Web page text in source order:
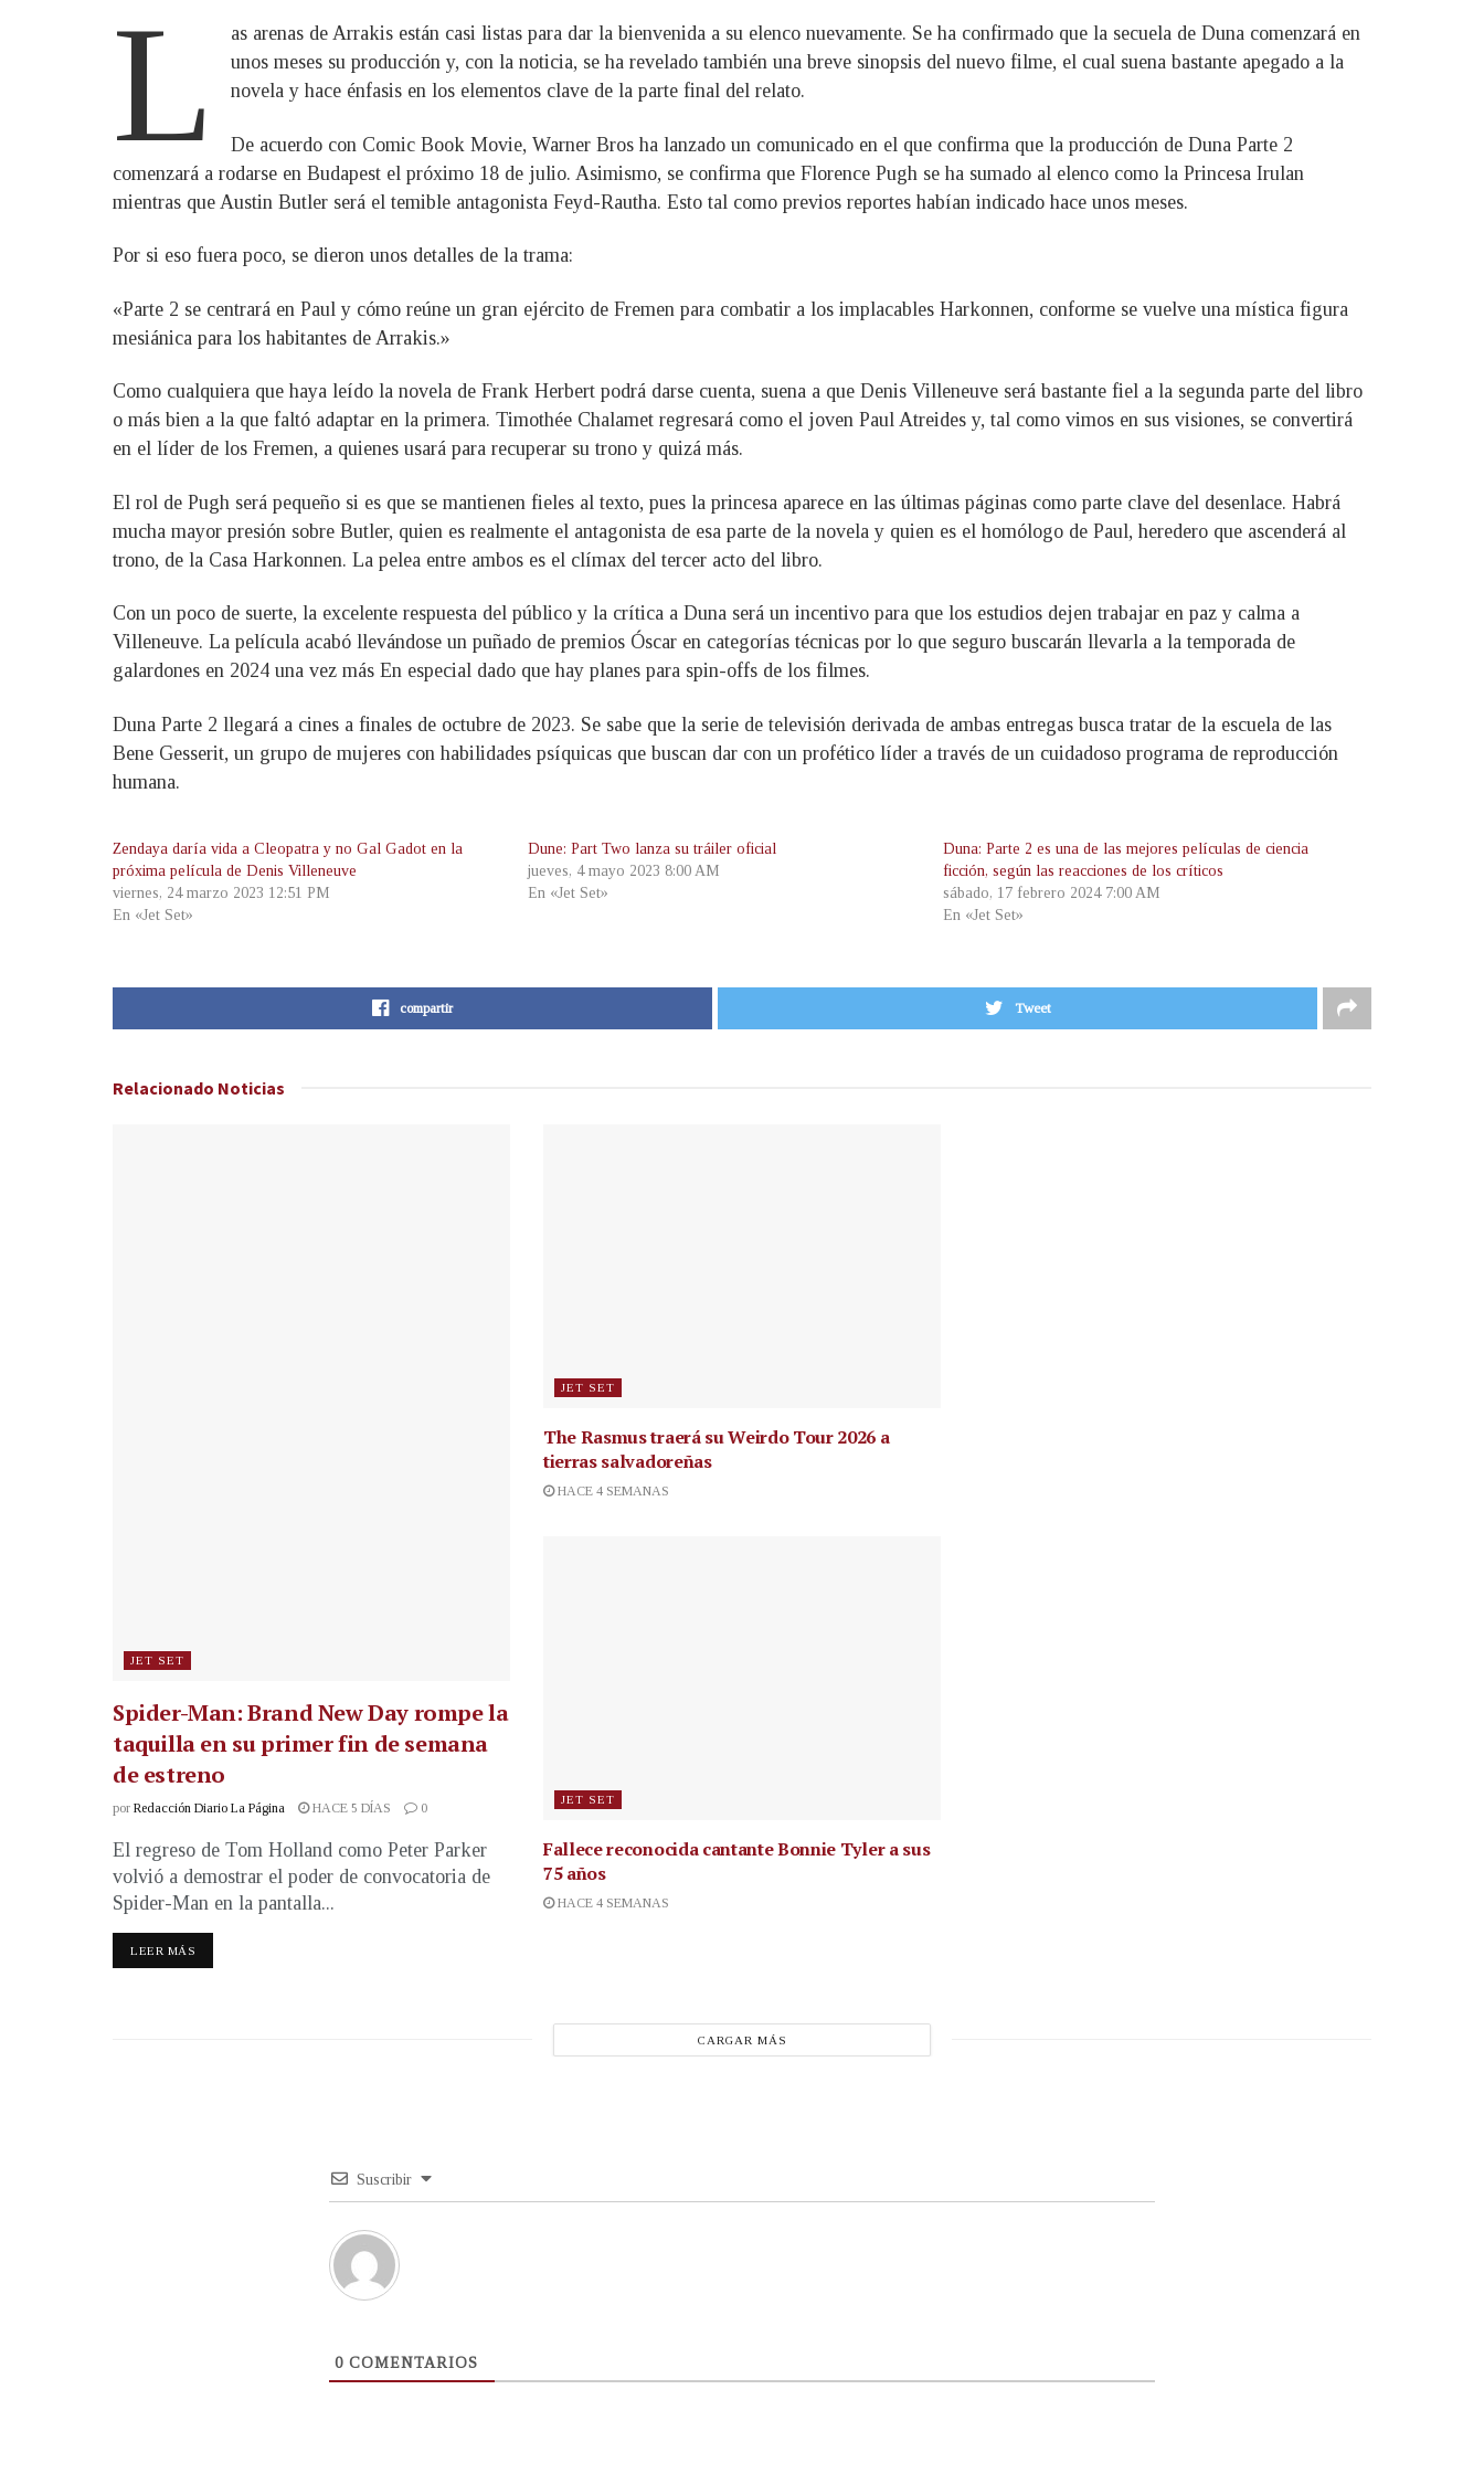
L
as arenas de Arrakis están casi listas para dar la bienvenida a su elenco nuevamente. Se ha confirmado que la secuela de Duna comenzará en
unos meses su producción y, con la noticia, se ha revelado también una breve sinopsis del nuevo filme, el cual suena bastante apegado a la
novela y hace énfasis en los elementos clave de la parte final del relato.
De acuerdo con Comic Book Movie, Warner Bros ha lanzado un comunicado en el que confirma que la producción de Duna Parte 2
comenzará a rodarse en Budapest el próximo 18 de julio. Asimismo, se confirma que Florence Pugh se ha sumado al elenco como la Princesa Irulan
mientras que Austin Butler será el temible antagonista Feyd-Rautha. Esto tal como previos reportes habían indicado hace unos meses.
Por si eso fuera poco, se dieron unos detalles de la trama:
«Parte 2 se centrará en Paul y cómo reúne un gran ejército de Fremen para combatir a los implacables Harkonnen, conforme se vuelve una mística figura
mesiánica para los habitantes de Arrakis.»
Como cualquiera que haya leído la novela de Frank Herbert podrá darse cuenta, suena a que Denis Villeneuve será bastante fiel a la segunda parte del libro
o más bien a la que faltó adaptar en la primera. Timothée Chalamet regresará como el joven Paul Atreides y, tal como vimos en sus visiones, se convertirá
en el líder de los Fremen, a quienes usará para recuperar su trono y quizá más.
El rol de Pugh será pequeño si es que se mantienen fieles al texto, pues la princesa aparece en las últimas páginas como parte clave del desenlace. Habrá
mucha mayor presión sobre Butler, quien es realmente el antagonista de esa parte de la novela y quien es el homólogo de Paul, heredero que ascenderá al
trono, de la Casa Harkonnen. La pelea entre ambos es el clímax del tercer acto del libro.
Con un poco de suerte, la excelente respuesta del público y la crítica a Duna será un incentivo para que los estudios dejen trabajar en paz y calma a
Villeneuve. La película acabó llevándose un puñado de premios Óscar en categorías técnicas por lo que seguro buscarán llevarla a la temporada de
galardones en 2024 una vez más En especial dado que hay planes para spin-offs de los filmes.
Duna Parte 2 llegará a cines a finales de octubre de 2023. Se sabe que la serie de televisión derivada de ambas entregas busca tratar de la escuela de las
Bene Gesserit, un grupo de mujeres con habilidades psíquicas que buscan dar con un profético líder a través de un cuidadoso programa de reproducción
humana.
Zendaya daría vida a Cleopatra y no Gal Gadot en la
próxima película de Denis Villeneuve
viernes, 24 marzo 2023 12:51 PM
En «Jet Set»
Dune: Part Two lanza su tráiler oficial
jueves, 4 mayo 2023 8:00 AM
En «Jet Set»
Duna: Parte 2 es una de las mejores películas de ciencia
ficción, según las reacciones de los críticos
sábado, 17 febrero 2024 7:00 AM
En «Jet Set»
compartir Tweet
Relacionado Noticias
JET SET
Spider-Man: Brand New Day rompe la
taquilla en su primer fin de semana
de estreno
por Redacción Diario La Página HACE 5 DÍAS 0
El regreso de Tom Holland como Peter Parker
volvió a demostrar el poder de convocatoria de
Spider-Man en la pantalla...
LEER MÁS
JET SET
The Rasmus traerá su Weirdo Tour 2026 a
tierras salvadoreñas
HACE 4 SEMANAS
JET SET
Fallece reconocida cantanteBonnie Tyler a sus
75 años
HACE 4 SEMANAS
CARGAR MÁS
Suscribir
0 COMENTARIOS